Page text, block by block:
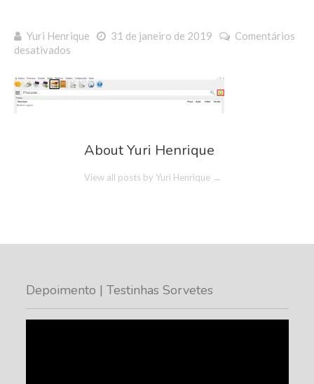
Yuri Henrique 31 de janeiro de 2019
Comentários
desativados
título
About Yuri Henrique
View all posts by Yuri Henrique →
Depoimento | Testinhas Sorvetes